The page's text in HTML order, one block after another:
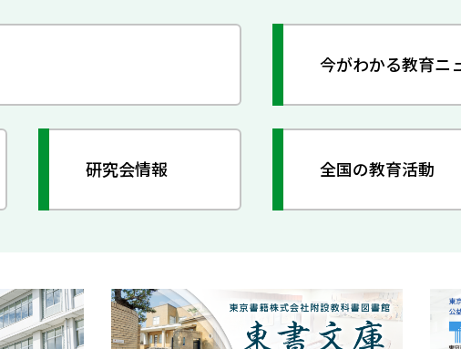
今がわかる教育ニ
研究会情報 全国の教育活動